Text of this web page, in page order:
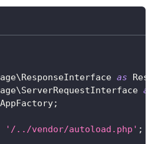
\ResponseInterface as
\ServerRequestInterface as
AppFactory;
'/../vendor/autoload.php' ;